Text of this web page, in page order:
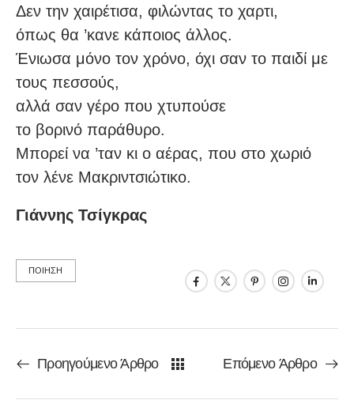
Δεν την χαιρέτισα, φιλώντας το χαρτι,
όπως θα ’κανε κάποιος άλλος.
Ένιωσα μόνο τον χρόνο, όχι σαν το παιδί με
τους πεσσούς,
αλλά σαν γέρο που χτυπούσε
το βορινό παράθυρο.
Μπορεί να ’ταν κι ο αέρας, που στο χωριό
τον λένε Μακριντσιώτικο.
Γιάννης Τσίγκρας
ΠΟΙΗΣΗ
Προηγούμενο Άρθρο Επόμενο Άρθρο